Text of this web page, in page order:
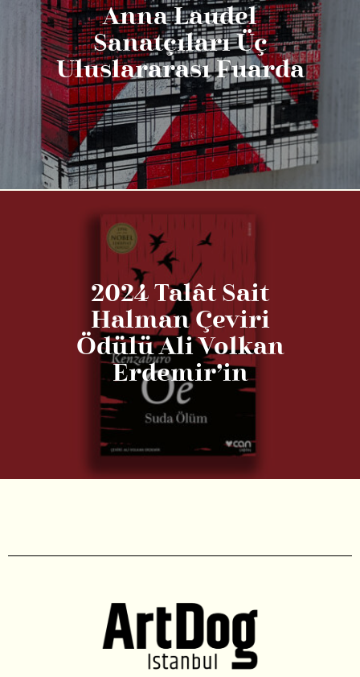
Anna Laudel
Sanatçıları Üç
Uluslararası Fuarda
2024 Talât Sait
Halman Çeviri
Ödülü Ali Volkan
Erdemir’in